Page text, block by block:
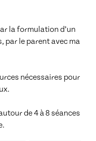
la formulation d’un
par le parent avec ma
nécessaires pour
de 4 à 8 séances